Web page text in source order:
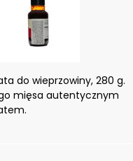
do wieprzowiny, 280 g.
mięsa autentycznym